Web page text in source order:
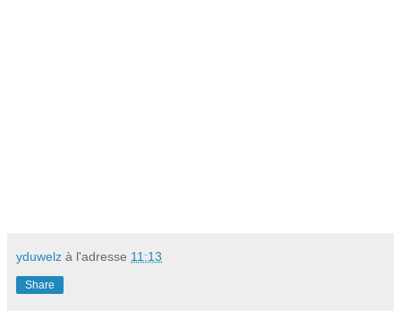
yduwelz à l'adresse 11:13
Share